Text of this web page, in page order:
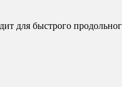
для быстрого